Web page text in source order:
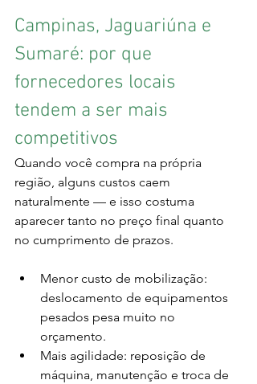
Campinas, Jaguariúna e
Sumaré: por que
fornecedores locais
tendem a ser mais
competitivos
Quando você compra na própria
região, alguns custos caem
naturalmente — e isso costuma
aparecer tanto no preço final quanto
no cumprimento de prazos.
Menor custo de mobilização:
deslocamento de equipamentos
pesados pesa muito no
orçamento.
Mais agilidade: reposição de
máquina, manutenção e troca de